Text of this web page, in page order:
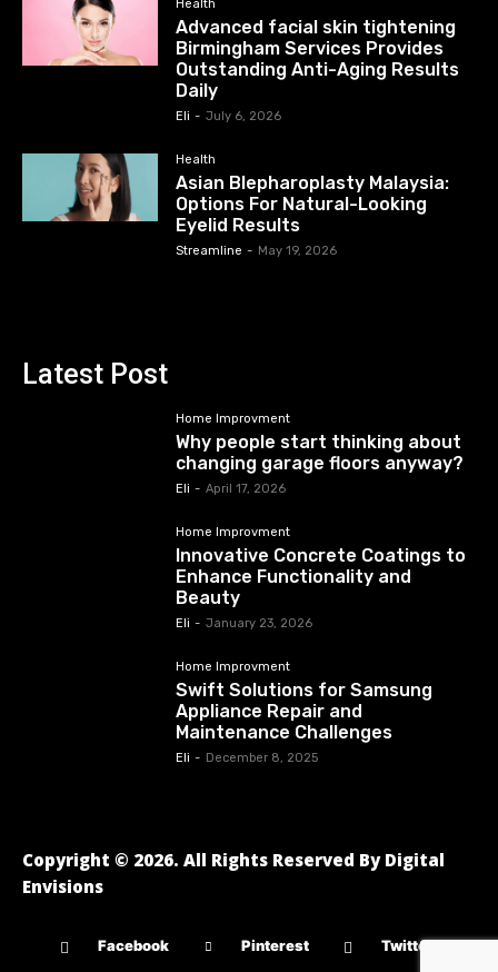
Health
Advanced facial skin tightening
Birmingham Services Provides
Outstanding Anti-Aging Results
Daily
Eli - July 6, 2026
Health
Asian Blepharoplasty Malaysia:
Options For Natural-Looking
Eyelid Results
Streamline - May 19, 2026
Latest Post
Home Improvment
Why people start thinking about
changing garage floors anyway?
Eli - April 17, 2026
Home Improvment
Innovative Concrete Coatings to
Enhance Functionality and
Beauty
Eli - January 23, 2026
Home Improvment
Swift Solutions for Samsung
Appliance Repair and
Maintenance Challenges
Eli - December 8, 2025
Copyright © 2026. All Rights Reserved By Digital
Envisions
Facebook Pinterest Twitter